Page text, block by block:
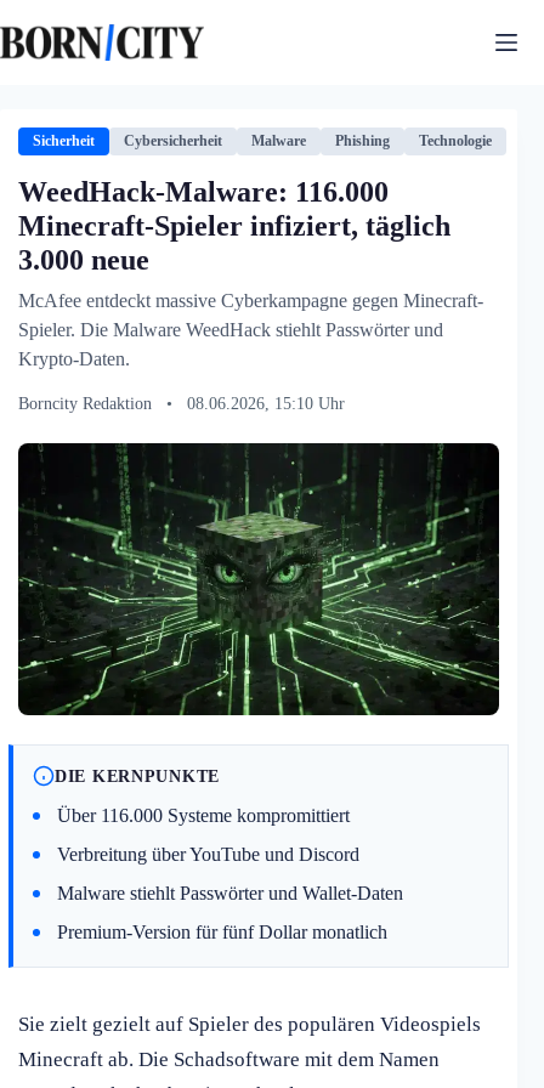
Inhalt
springen
Sicherheit Cybersicherheit Malware Phishing Technologie
WeedHack-Malware: 116.000
Minecraft-Spieler infiziert, täglich
3.000 neue
McAfee entdeckt massive Cyberkampagne gegen Minecraft-
Spieler. Die Malware WeedHack stiehlt Passwörter und
Krypto-Daten.
Borncity Redaktion • 08.06.2026, 15:10 Uhr
DIE KERNPUNKTE
Über 116.000 Systeme kompromittiert
Verbreitung über YouTube und Discord
Malware stiehlt Passwörter und Wallet-Daten
Premium-Version für fünf Dollar monatlich
Sie zielt gezielt auf Spieler des populären Videospiels
Minecraft ab. Die Schadsoftware mit dem Namen